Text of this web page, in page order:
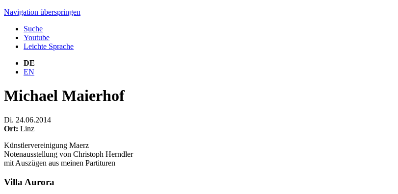
Navigation überspringen
Suche
Youtube
Leichte Sprache
DE
EN
Michael Maierhof
Di. 24.06.2014
Ort: Linz
Künstlervereinigung Maerz
Notenausstellung von Christoph Herndler
mit Auszügen aus meinen Partituren
Villa Aurora